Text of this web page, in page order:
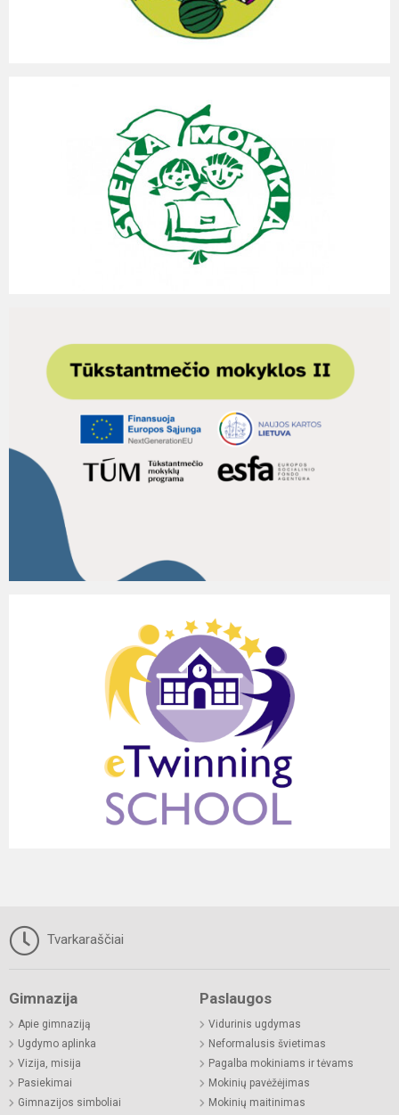
Tvarkaraščiai
Gimnazija
Apie gimnaziją
Ugdymo aplinka
Vizija, misija
Pasiekimai
Gimnazijos simboliai
Paslaugos
Vidurinis ugdymas
Neformalusis švietimas
Pagalba mokiniams ir tėvams
Mokinių pavėžėjimas
Mokinių maitinimas